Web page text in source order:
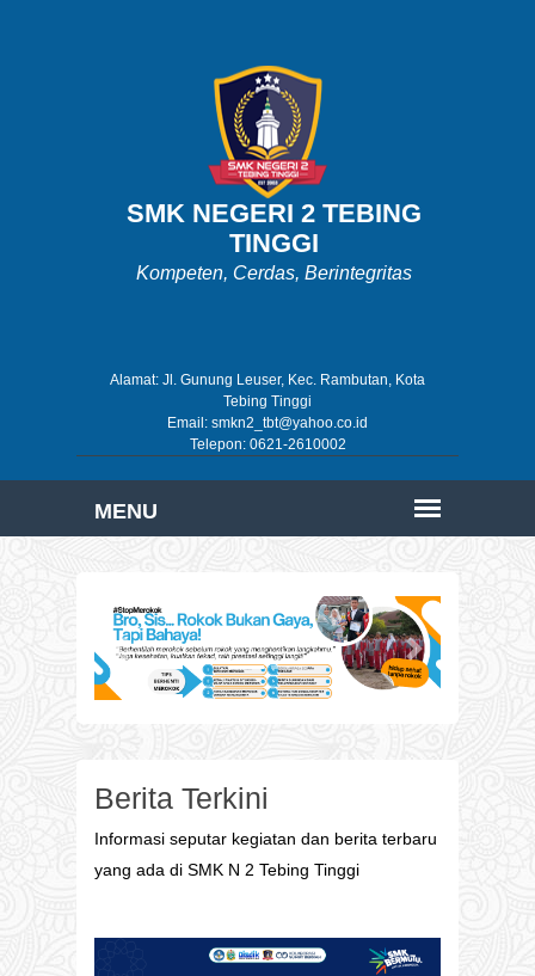
SMK NEGERI 2 TEBING
TINGGI
Kompeten, Cerdas, Berintegritas
Alamat: Jl. Gunung Leuser, Kec. Rambutan, Kota
Tebing Tinggi
Email: smkn2_tbt@yahoo.co.id
Telepon: 0621-2610002
Previous Next
Berita Terkini
Informasi seputar kegiatan dan berita terbaru
yang ada di SMK N 2 Tebing Tinggi